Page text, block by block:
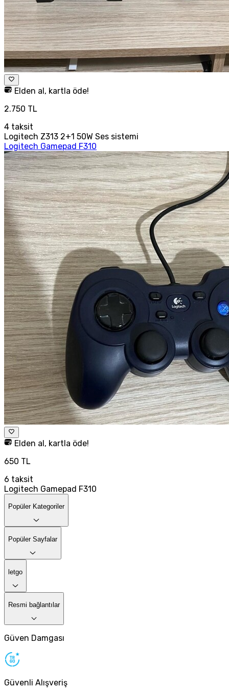
Elden al, kartla öde!
2.750 TL
4 taksit
Logitech Z313 2+1 50W Ses sistemi
Logitech Gamepad F310
Elden al, kartla öde!
650 TL
6 taksit
Logitech Gamepad F310
Popüler Kategoriler
Popüler Sayfalar
letgo
Resmi bağlantılar
Güven Damgası
Güvenli Alışveriş